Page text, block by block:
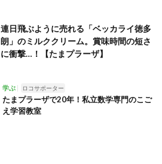
連日飛ぶように売れる「ベッカライ徳多
朗」のミルククリーム。賞味時間の短さ
に衝撃…！【たまプラーザ】
学ぶ ロコサポーター
たまプラーザで20年！私立数学専門のこご
え学習教室